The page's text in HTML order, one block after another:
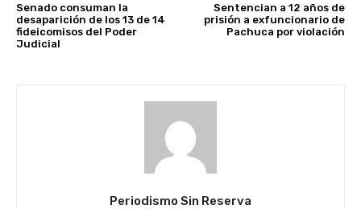
Senado consuman la
desaparición de los 13 de 14
fideicomisos del Poder
Judicial
Sentencian a 12 años de
prisión a exfuncionario de
Pachuca por violación
Periodismo Sin Reserva